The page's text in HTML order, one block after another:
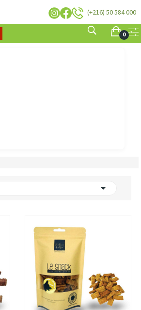
(+216) 50 584 000
0
